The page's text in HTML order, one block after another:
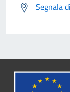
Segnala